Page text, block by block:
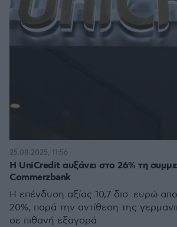
H UniCredit αυξάνει στο 26% τη
Commerzbank
Η επένδυση αξίας 10,7 δισ. ευρώ
20%, παρά την αντίθεση της
σε πιθανή εξαγορά
25.08.2025, 11:56